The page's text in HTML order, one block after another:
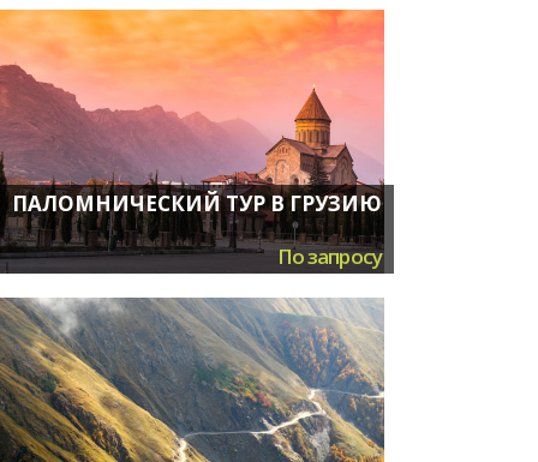
ПАЛОМНИЧЕСКИЙ ТУР В ГРУЗИЮ
По запросу